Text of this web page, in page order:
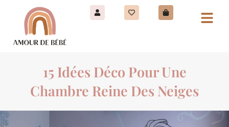
15 Idées Déco Pour Une
Chambre Reine Des Neiges